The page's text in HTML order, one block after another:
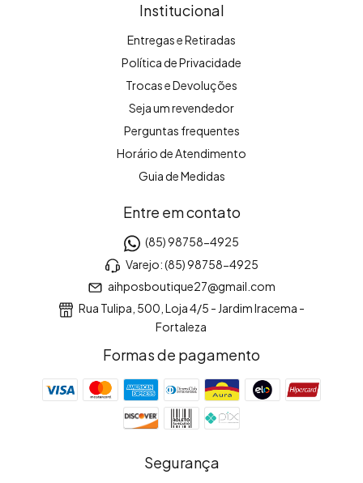
Institucional
Entregas e Retiradas
Política de Privacidade
Trocas e Devoluções
Seja um revendedor
Perguntas frequentes
Horário de Atendimento
Guia de Medidas
Entre em contato
(85) 98758-4925
Varejo: (85) 98758-4925
aihposboutique27@gmail.com
Rua Tulipa, 500, Loja 4/5 - Jardim Iracema -
Fortaleza
Formas de pagamento
Segurança